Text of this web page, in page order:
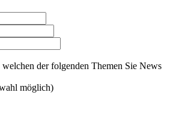
der folgenden Themen Sie News
möglich)